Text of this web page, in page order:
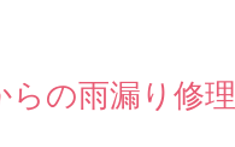
らの雨漏り修理